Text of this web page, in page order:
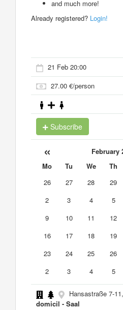
and much more!
Already registered? Login!
21 Feb 20:00
27.00 €/person
Subscribe
« February
Mo Tu We Th
26
27 28 29
2
3 4 5
9
10 11 12
16
17 18 19
23
24 25 26
2
3 4 5
Hansastraße 7-
domicil - Saal